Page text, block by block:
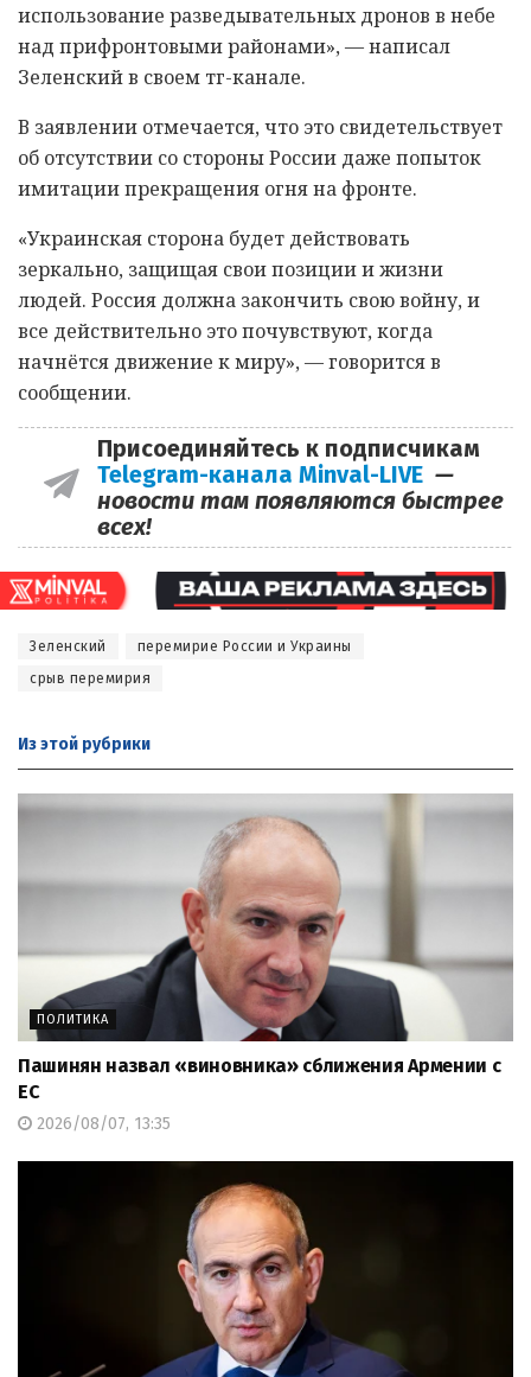
использование разведывательных дронов в небе
над прифронтовыми районами», — написал
Зеленский в своем тг-канале.
В заявлении отмечается, что это свидетельствует
об отсутствии со стороны России даже попыток
имитации прекращения огня на фронте.
«Украинская сторона будет действовать
зеркально, защищая свои позиции и жизни
людей. Россия должна закончить свою войну, и
все действительно это почувствуют, когда
начнётся движение к миру», — говорится в
сообщении.
Присоединяйтесь к подписчикам
Telegram-канала Minval-LIVE —
новости там появляются быстрее
всех!
Зеленский
перемирие России и Украины
срыв перемирия
Из этой рубрики
ПОЛИТИКА
Пашинян назвал «виновника» сближения Армении с
ЕС
2026/08/07, 13:35